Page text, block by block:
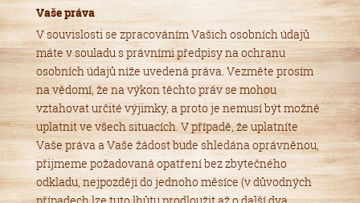
Vaše práva
V souvislosti se zpracováním Vašich osobních údajů
máte v souladu s právními předpisy na ochranu
osobních údajů níže uvedená práva. Vezměte prosím
na vědomí, že na výkon těchto práv se mohou
vztahovat určité výjimky, a proto je nemusí být možné
uplatnit ve všech situacích. V případě, že uplatníte
Vaše práva a Vaše žádost bude shledána oprávněnou,
přijmeme požadovaná opatření bez zbytečného
odkladu, nejpozději do jednoho měsíce (v důvodných